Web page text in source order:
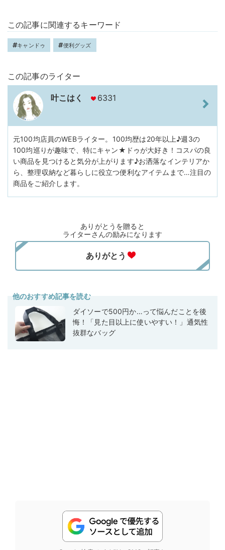
この記事に関連するキーワード
キャンドゥ 便利グッズ
この記事のライター
叶こはく 6331
元100均店員のWEBライター。100均歴は20年以上♪週3の
100均巡りが趣味で、特にキャン★ドゥが大好き！コスパの良
い商品を見つけると気分が上がります♪お洒落なインテリアか
ら、整理収納など暮らしに役立つ便利なアイテムまで…注目の
商品をご紹介します。
ありがとうを贈ると
ライターさんの励みになります
他のおすすめ記事を読む
ダイソーで500円か…って悩んだことを後
悔！「見た目以上に使いやすい！」通気性
抜群なバッグ